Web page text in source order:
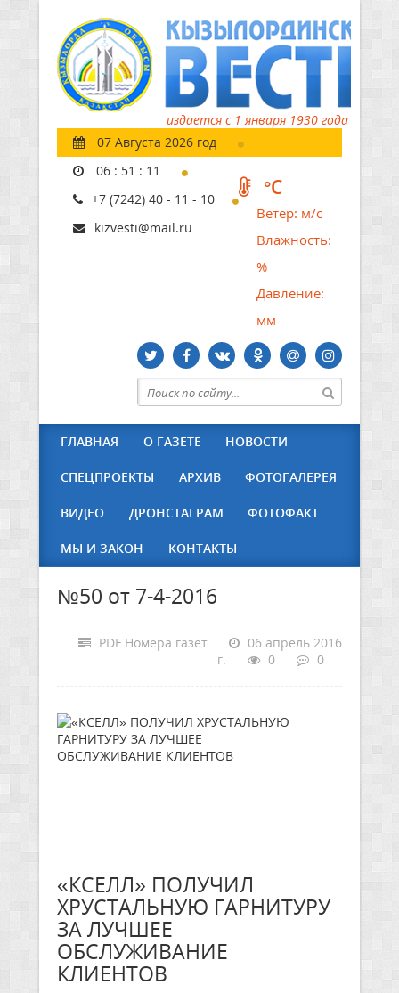
издается с 1 января 1930 года
07 Августа 2026 год
06 : 51 : 12
+7 (7242) 40 - 11 - 10
kizvesti@mail.ru
°C
Ветер: м/с
Влажность:
%
Давление:
мм
ГЛАВНАЯ О ГАЗЕТЕ НОВОСТИ
СПЕЦПРОЕКТЫ АРХИВ ФОТОГАЛЕРЕЯ
ВИДЕО ДРОНСТАГРАМ ФОТОФАКТ
МЫ И ЗАКОН КОНТАКТЫ
№50 от 7-4-2016
PDF Номера газет
06 апрель 2016
г.
0 0
«КСЕЛЛ» ПОЛУЧИЛ
ХРУСТАЛЬНУЮ ГАРНИТУРУ
ЗА ЛУЧШЕЕ
ОБСЛУЖИВАНИЕ
КЛИЕНТОВ